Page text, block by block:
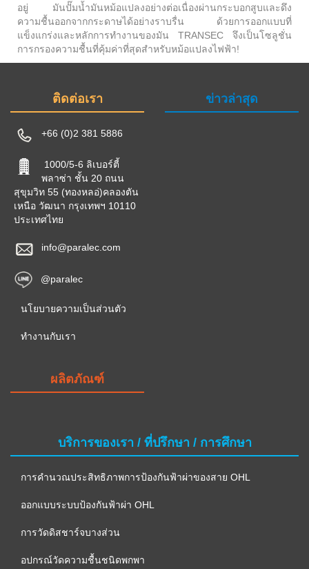
อยู่ มันปั๊มน้ำมันหม้อแปลงอย่างต่อเนื่องผ่านกระบอกสูบและดึง
ความชื้นออกจากกระดาษได้อย่างราบรื่น ด้วยการออกแบบที่
แข็งแกร่งและหลักการทำงานของมัน TRANSEC จึงเป็นโซลูชั่น
การกรองความชื้นที่คุ้มค่าที่สุดสำหรับหม้อแปลงไฟฟ้า!
ติดต่อเรา
+66 (0)2 381 5886
1000/5-6 ลิเบอร์ตี้
พลาซ่า ชั้น 20 ถนน
สุขุมวิท 55 (ทองหลอ่)คลองตัน
เหนือ วัฒนา กรุงเทพฯ 10110
ประเทศไทย
info@paralec.com
@paralec
นโยบายความเป็นส่วนตัว
ทำงานกับเรา
ข่าวล่าสุด
ผลิตภัณฑ์
บริการของเรา / ที่ปรึกษา / การศึกษา
การคำนวณประสิทธิภาพการป้องกันฟ้าผ่าของสาย OHL
ออกแบบระบบป้องกันฟ้าผ่า OHL
การวัดดิสชาร์จบางส่วน
อปกรณ์วัดความชื้นชนิดพกพา